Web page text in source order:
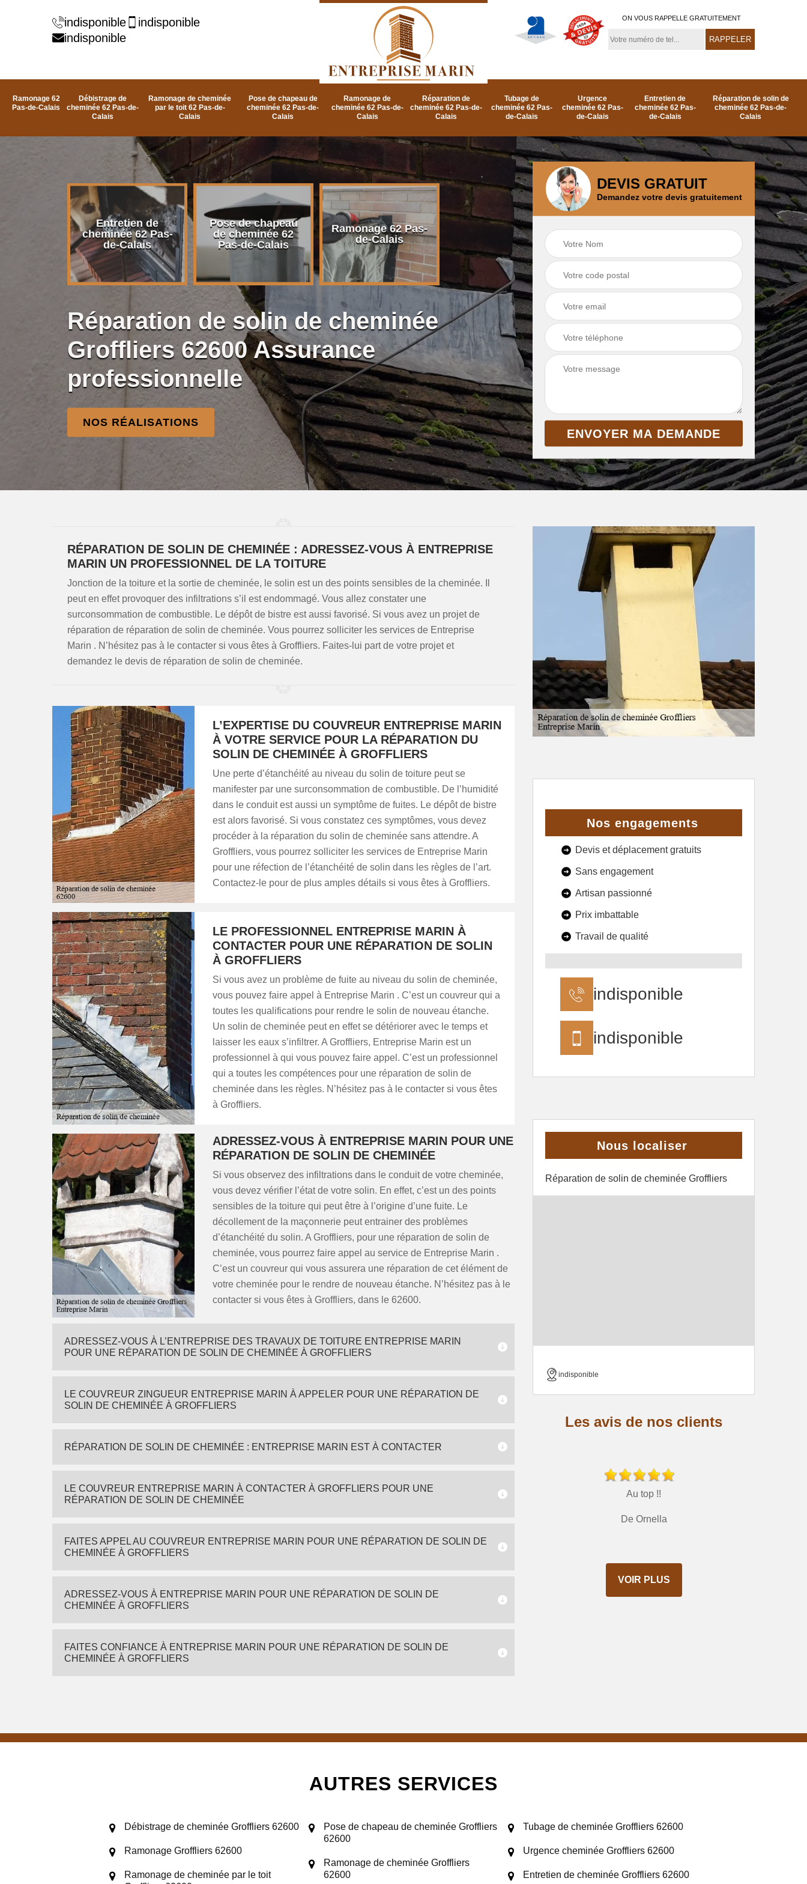
indisponible
indisponible
indisponible
ON VOUS RAPPELLE GRATUITEMENT
Ramonage 62
Pas-de-Calais
Débistrage de
cheminée 62 Pas-de-
Calais
Ramonage de cheminée
par le toit 62 Pas-de-
Calais
Pose de chapeau de
cheminée 62 Pas-de-
Calais
Ramonage de
cheminée 62 Pas-de-
Calais
Réparation de
cheminée 62 Pas-de-
Calais
Tubage de
cheminée 62 Pas-
de-Calais
Urgence
cheminée 62 Pas-
de-Calais
Entretien de
cheminée 62 Pas-
de-Calais
Réparation de solin de
cheminée 62 Pas-de-
Calais
Entretien de
cheminée 62 Pas-
de-Calais
Pose de chapeau
de cheminée 62
Pas-de-Calais
Ramonage 62 Pas-
de-Calais
Ramonage de
cheminée 62 Pas-
de-Calais
62 Pas-de-Calais
Réparation de
cheminée 62 Pas-
de-Calais
Réparation de solin de cheminée
Groffliers 62600 Assurance
professionnelle
NOS RÉALISATIONS
DEVIS GRATUIT
Demandez votre devis gratuitement
RÉPARATION DE SOLIN DE CHEMINÉE : ADRESSEZ-VOUS À ENTREPRISE
MARIN UN PROFESSIONNEL DE LA TOITURE
Jonction de la toiture et la sortie de cheminée, le solin est un des points sensibles de la cheminée. Il
peut en effet provoquer des infiltrations s’il est endommagé. Vous allez constater une
surconsommation de combustible. Le dépôt de bistre est aussi favorisé. Si vous avez un projet de
réparation de réparation de solin de cheminée. Vous pourrez solliciter les services de Entreprise
Marin . N’hésitez pas à le contacter si vous êtes à Groffliers. Faites-lui part de votre projet et
demandez le devis de réparation de solin de cheminée.
L’EXPERTISE DU COUVREUR ENTREPRISE MARIN
À VOTRE SERVICE POUR LA RÉPARATION DU
SOLIN DE CHEMINÉE À GROFFLIERS
Une perte d’étanchéité au niveau du solin de toiture peut se
manifester par une surconsommation de combustible. De l’humidité
dans le conduit est aussi un symptôme de fuites. Le dépôt de bistre
est alors favorisé. Si vous constatez ces symptômes, vous devez
procéder à la réparation du solin de cheminée sans attendre. A
Groffliers, vous pourrez solliciter les services de Entreprise Marin
pour une réfection de l’étanchéité de solin dans les règles de l’art.
Contactez-le pour de plus amples détails si vous êtes à Groffliers.
LE PROFESSIONNEL ENTREPRISE MARIN À
CONTACTER POUR UNE RÉPARATION DE SOLIN
À GROFFLIERS
Si vous avez un problème de fuite au niveau du solin de cheminée,
vous pouvez faire appel à Entreprise Marin . C’est un couvreur qui a
toutes les qualifications pour rendre le solin de nouveau étanche.
Un solin de cheminée peut en effet se détériorer avec le temps et
laisser les eaux s’infiltrer. A Groffliers, Entreprise Marin est un
professionnel à qui vous pouvez faire appel. C’est un professionnel
qui a toutes les compétences pour une réparation de solin de
cheminée dans les règles. N’hésitez pas à le contacter si vous êtes
à Groffliers.
ADRESSEZ-VOUS À ENTREPRISE MARIN POUR UNE
RÉPARATION DE SOLIN DE CHEMINÉE
Si vous observez des infiltrations dans le conduit de votre cheminée,
vous devez vérifier l’état de votre solin. En effet, c’est un des points
sensibles de la toiture qui peut être à l’origine d’une fuite. Le
décollement de la maçonnerie peut entrainer des problèmes
d’étanchéité du solin. A Groffliers, pour une réparation de solin de
cheminée, vous pourrez faire appel au service de Entreprise Marin .
C’est un couvreur qui vous assurera une réparation de cet élément de
votre cheminée pour le rendre de nouveau étanche. N’hésitez pas à le
contacter si vous êtes à Groffliers, dans le 62600.
ADRESSEZ-VOUS À L’ENTREPRISE DES TRAVAUX DE TOITURE ENTREPRISE MARIN
POUR UNE RÉPARATION DE SOLIN DE CHEMINÉE À GROFFLIERS
LE COUVREUR ZINGUEUR ENTREPRISE MARIN À APPELER POUR UNE RÉPARATION DE
SOLIN DE CHEMINÉE À GROFFLIERS
RÉPARATION DE SOLIN DE CHEMINÉE : ENTREPRISE MARIN EST À CONTACTER
LE COUVREUR ENTREPRISE MARIN À CONTACTER À GROFFLIERS POUR UNE
RÉPARATION DE SOLIN DE CHEMINÉE
FAITES APPEL AU COUVREUR ENTREPRISE MARIN POUR UNE RÉPARATION DE SOLIN DE
CHEMINÉE À GROFFLIERS
ADRESSEZ-VOUS À ENTREPRISE MARIN POUR UNE RÉPARATION DE SOLIN DE
CHEMINÉE À GROFFLIERS
FAITES CONFIANCE À ENTREPRISE MARIN POUR UNE RÉPARATION DE SOLIN DE
CHEMINÉE À GROFFLIERS
Nos engagements
Devis et déplacement gratuits
Sans engagement
Artisan passionné
Prix imbattable
Travail de qualité
indisponible
indisponible
Nous localiser
Réparation de solin de cheminée Groffliers
indisponible
Les avis de nos clients
Au top !!
De Ornella
VOIR PLUS
AUTRES SERVICES
Débistrage de cheminée Groffliers 62600
Ramonage Groffliers 62600
Ramonage de cheminée par le toit
Pose de chapeau de cheminée Groffliers
62600
Ramonage de cheminée Groffliers
62600
Tubage de cheminée Groffliers 62600
Urgence cheminée Groffliers 62600
Entretien de cheminée Groffliers 62600